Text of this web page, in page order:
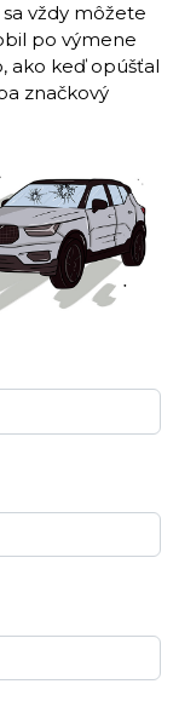
vždy môžete
po výmene
ako keď opúšťal
značkový